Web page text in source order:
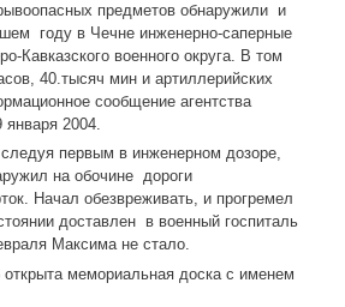
предметов обнаружили и
году в Чечне инженерно-саперные
Кавказского военного округа. В том
40.тысяч мин и артиллерийских
сообщение агентства
2004.
первым в инженерном дозоре,
на обочине дороги
Начал обезвреживать, и прогремел
доставлен в военный госпиталь
Максима не стало.
мемориальная доска с именем